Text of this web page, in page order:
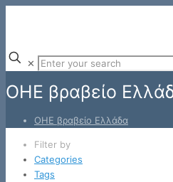
✕
ΟΗΕ βραβείο
ΟΗΕ βραβείο Ελλάδα
Filter by
Categories
Tags